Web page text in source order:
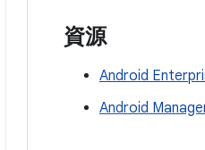
資源
Android
Android